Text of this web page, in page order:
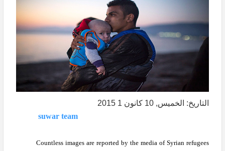
التاريخ: الخميس, 10 كانون 1 2015
suwar team
Countless images are reported by the media of Syrian refugees